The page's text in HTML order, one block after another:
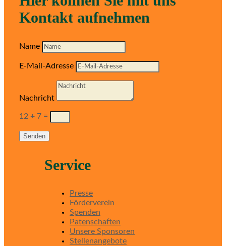
Kontakt aufnehmen
Name
E-Mail-Adresse
Nachricht
12 + 7 =
Senden
Service
Presse
Förderverein
Spenden
Patenschaften
Unsere Sponsoren
Stellenangebote